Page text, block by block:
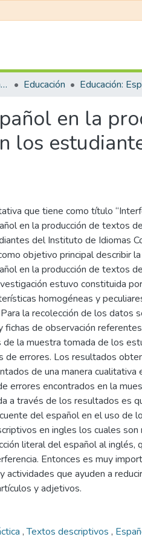
Facultad de Ciencias Humanas y Educación Educación
en la
los
que tiene como título
en la producción de textos
del Instituto de Idiomas
objetivo principal describir
en la producción de textos
estuvo constituida
homogéneas y
la recolección de los datos
fichas de observación
de la muestra tomada de los
de errores. Los resultados
de una manera cualitativa
errores encontrados en la
a través de los resultados es
del español en el uso de
en ingles los cuales son
literal del español al inglés,
Entonces es muy
actividades que ayuden a
y adjetivos.
,Textos descriptivos ,